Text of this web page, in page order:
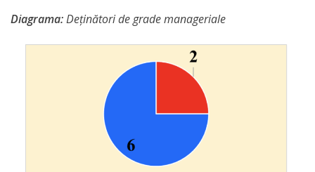
Diagrama:Deținători de grade manageriale